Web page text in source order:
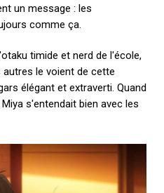
un message : les
comme ça.
timide et nerd de l'école,
le voient de cette
élégant et extraverti. Quand
s'entendait bien avec les